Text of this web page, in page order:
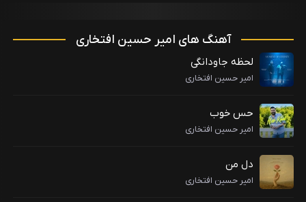
آهنگ های امیر حسین افتخاری
لحظه جاودانگی
امیر حسین افتخاری
حس خوب
امیر حسین افتخاری
دل من
امیر حسین افتخاری